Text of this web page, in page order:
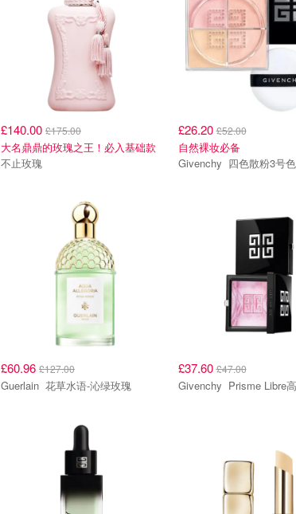
£140.00 £175.00
大名鼎鼎的玫瑰之王！必入基础款
不止玫瑰
£26.20£52.00
自然裸妆必备
Givenchy 四色散粉3号色
£60.96 £127.00
Guerlain 花草水语-沁绿玫瑰
£37.60£47.00
Givenchy Prisme